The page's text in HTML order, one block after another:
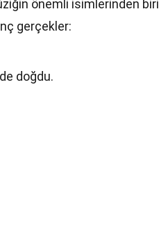
önemli isimlerinden biri
gerçekler:
doğdu.